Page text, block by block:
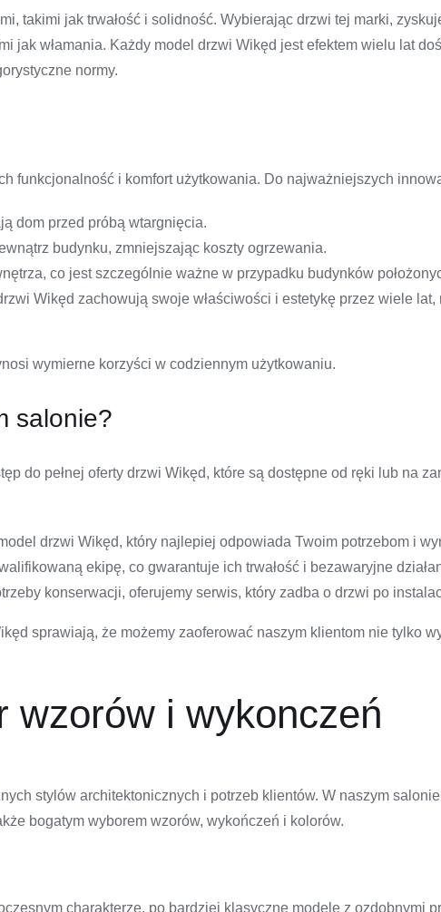
takimi jak trwałość i solidność. Wybierając drzwi tej marki,
jak włamania. Każdy model drzwi Wikęd jest efektem wielu lat
normy.
funkcjonalność i komfort użytkowania. Do najważniejszych
dom przed próbą wtargnięcia.
budynku, zmniejszając koszty ogrzewania.
co jest szczególnie ważne w przypadku budynków
Wikęd zachowują swoje właściwości i estetykę przez wiele
wymierne korzyści w codziennym użytkowaniu.
salonie?
do pełnej oferty drzwi Wikęd, które są dostępne od ręki lub na
drzwi Wikęd, który najlepiej odpowiada Twoim potrzebom i
ekipę, co gwarantuje ich trwałość i bezawaryjne
konserwacji, oferujemy serwis, który zadba o drzwi po
sprawiają, że możemy zaoferować naszym klientom nie tylko
wzorów i wykonczeń
stylów architektonicznych i potrzeb klientów. W naszym
bogatym wyborem wzorów, wykończeń i kolorów.
charakterze, po bardziej klasyczne modele z ozdobnymi